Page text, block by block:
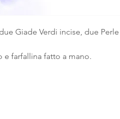
Giade Verdi incise, due Perle
e farfallina fatto a mano.